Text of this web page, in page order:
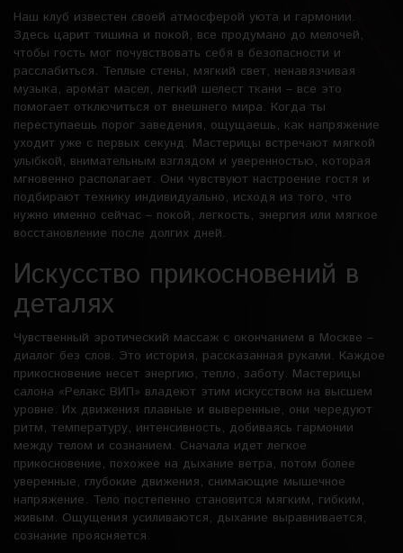
Наш клуб известен своей атмосферой уюта и гармонии.
Здесь царит тишина и покой, все продумано до мелочей,
чтобы гость мог почувствовать себя в безопасности и
расслабиться. Теплые стены, мягкий свет, ненавязчивая
музыка, аромат масел, легкий шелест ткани – все это
помогает отключиться от внешнего мира. Когда ты
переступаешь порог заведения, ощущаешь, как напряжение
уходит уже с первых секунд. Мастерицы встречают мягкой
улыбкой, внимательным взглядом и уверенностью, которая
мгновенно располагает. Они чувствуют настроение гостя и
подбирают технику индивидуально, исходя из того, что
нужно именно сейчас – покой, легкость, энергия или мягкое
восстановление после долгих дней.
Искусство прикосновений в
деталях
Чувственный эротический массаж с окончанием в Москве –
диалог без слов. Это история, рассказанная руками. Каждое
прикосновение несет энергию, тепло, заботу. Мастерицы
салона «Релакс ВИП» владеют этим искусством на высшем
уровне. Их движения плавные и выверенные, они чередуют
ритм, температуру, интенсивность, добиваясь гармонии
между телом и сознанием. Сначала идет легкое
прикосновение, похожее на дыхание ветра, потом более
уверенные, глубокие движения, снимающие мышечное
напряжение. Тело постепенно становится мягким, гибким,
живым. Ощущения усиливаются, дыхание выравнивается,
сознание проясняется.